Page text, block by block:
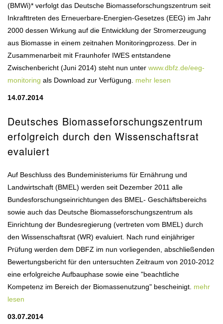
(BMWi)* verfolgt das Deutsche Biomasseforschungszentrum seit
Inkrafttreten des Erneuerbare-Energien-Gesetzes (EEG) im Jahr
2000 dessen Wirkung auf die Entwicklung der Stromerzeugung
aus Biomasse in einem zeitnahen Monitoringprozess. Der in
Zusammenarbeit mit Fraunhofer IWES entstandene
Zwischenbericht (Juni 2014) steht nun unter www.dbfz.de/eeg-
monitoring als Download zur Verfügung. mehr lesen
14.07.2014
Deutsches Biomasseforschungszentrum
erfolgreich durch den Wissenschaftsrat
evaluiert
Auf Beschluss des Bundeministeriums für Ernährung und
Landwirtschaft (BMEL) werden seit Dezember 2011 alle
Bundesforschungseinrichtungen des BMEL- Geschäftsbereichs
sowie auch das Deutsche Biomasseforschungszentrum als
Einrichtung der Bundesregierung (vertreten vom BMEL) durch
den Wissenschaftsrat (WR) evaluiert. Nach rund einjähriger
Prüfung werden dem DBFZ im nun vorliegenden, abschließenden
Bewertungsbericht für den untersuchten Zeitraum von 2010-2012
eine erfolgreiche Aufbauphase sowie eine "beachtliche
Kompetenz im Bereich der Biomassenutzung" bescheinigt. mehr
lesen
03.07.2014